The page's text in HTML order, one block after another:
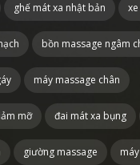
ghế mát xa nhật bản
bồn massage ngâm
máy massage chân
mỡ đai mát xa bụng
giường massage